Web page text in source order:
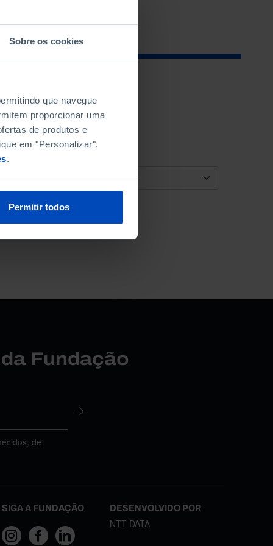
Sobre os cookies
que navegue
proporcionar uma
de produtos e
em "Personalizar".
.
Permitir todos
ORDENAR POR
Fundação
de
SIGA A FUNDAÇÃO DESENVOLVIDO POR
NTT DATA